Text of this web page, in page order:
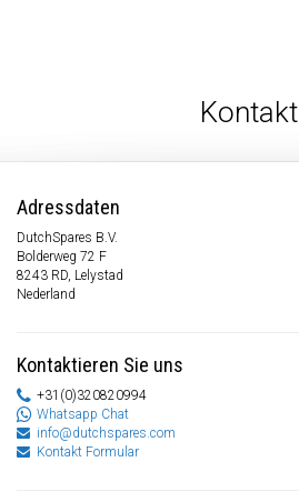
Kontakt
Adressdaten
DutchSpares B.V.
Bolderweg 72 F
8243 RD, Lelystad
Nederland
Kontaktieren Sie uns
+31(0)320820994
Whatsapp Chat
info@dutchspares.com
Kontakt Formular